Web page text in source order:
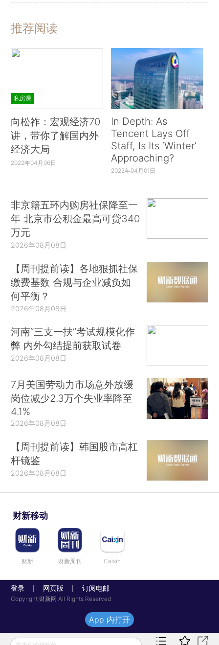
推荐阅读
私房课
向松祚：宏观经济70
讲，带你了解国内外
经济大局
2022年04月06日
In Depth: As
Tencent Lays Off
Staff, Is Its ‘Winter’
Approaching?
2022年04月01日
非京籍五环内购房社保降至一
年 北京市公积金最高可贷340
万元
2026年08月08日
【周刊提前读】各地狠抓社保
缴费基数 合规与企业减负如
何平衡？
2026年08月08日
河南“三支一扶”考试规模化作
弊 内外勾结提前获取试卷
2026年08月08日
7月美国劳动力市场意外放缓
岗位减少2.3万个失业率降至
4.1%
2026年08月08日
【周刊提前读】韩国股市高杠
杆镜鉴
2026年08月08日
财新移动
财新 财新周刊 Caixin
登录 网页版 订阅电邮
Copyright 财新网 All Rights Reserved
App 内打开